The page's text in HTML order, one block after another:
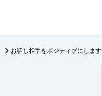
お話し相手をポジティブにします